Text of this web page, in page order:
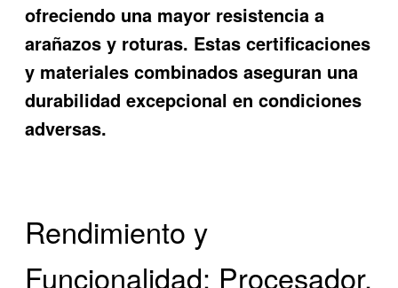
ofreciendo una mayor resistencia a
arañazos y roturas. Estas certificaciones
y materiales combinados aseguran una
durabilidad excepcional en condiciones
adversas.
Rendimiento y
Funcionalidad: Procesador,